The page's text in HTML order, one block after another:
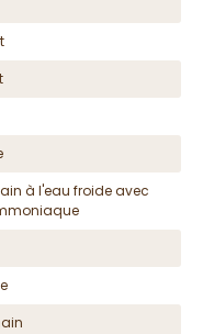
à l'eau froide avec